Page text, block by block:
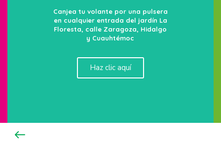
Entradas
#TULANKids
Calle Juárez e Hidalgo, calle
Juárez y Zaragoza y calle
Cuauhtémoc